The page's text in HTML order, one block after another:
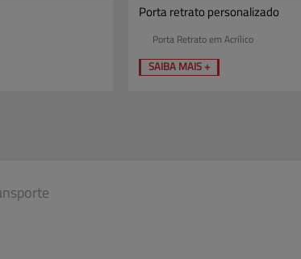
Porta retrato personalizado
Porta Retrato em Acrílico
SAIBA MAIS +